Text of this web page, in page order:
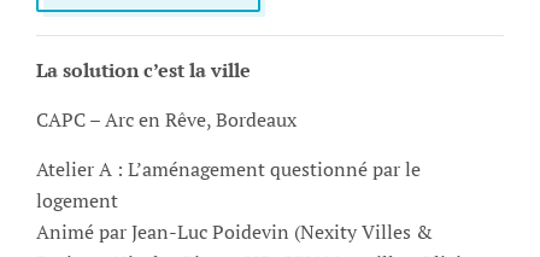
La solution c’est la ville
CAPC – Arc en Rêve, Bordeaux
Atelier A : L’aménagement questionné par le
logement
Animé par Jean-Luc Poidevin (Nexity Villes &